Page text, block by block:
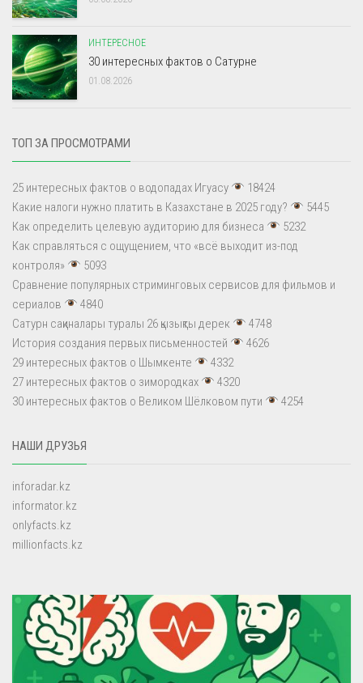
ИНТЕРЕСНОЕ
30 интересных фактов о Сатурне
01.08.2026
ТОП ЗА ПРОСМОТРАМИ
25 интересных фактов о водопадах Игуасу
18424
Какие налоги нужно платить в Казахстане в 2025 году?
5445
Как определить целевую аудиторию для бизнеса
5232
Как справляться с ощущением, что «всё выходит из-под
контроля»
5093
Сравнение популярных стриминговых сервисов для фильмов и
сериалов
4840
Сатурн сақиналары туралы 26 қызықты дерек
4748
История создания первых письменностей
4626
29 интересных фактов о Шымкенте
4332
27 интересных фактов о зимородках
4320
30 интересных фактов о Великом Шёлковом пути
4254
НАШИ ДРУЗЬЯ
inforadar.kz
informator.kz
onlyfacts.kz
millionfacts.kz